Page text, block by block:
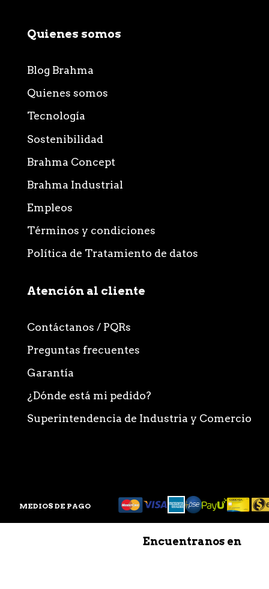
Quienes somos
Blog Brahma
Quienes somos
Tecnología
Sostenibilidad
Brahma Concept
Brahma Industrial
Empleos
Términos y condiciones
Política de Tratamiento de datos
Atención al cliente
Contáctanos / PQRs
Preguntas frecuentes
Garantía
¿Dónde está mi pedido?
Superintendencia de Industria y Comercio
Encuentranos en
MEDIOS DE PAGO